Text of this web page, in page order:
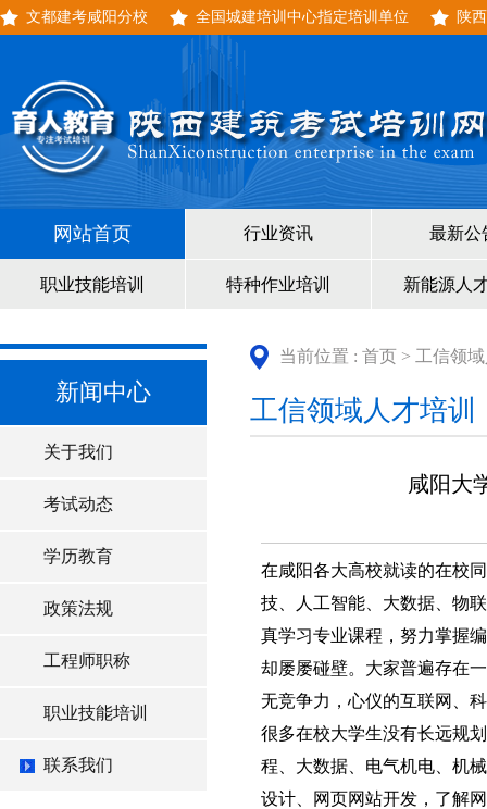
文都建考咸阳分校 全国城建培训中心指定培训单位 陕
网站首页 行业资讯 最新公
职业技能培训 特种作业培训 新能源人
新闻中心
关于我们
考试动态
学历教育
政策法规
工程师职称
职业技能培训
联系我们
当前位置 : 首页 > 工信领
工信领域人才培训
咸阳大
在咸阳各大高校就读的在校
技、人工智能、大数据、物
真学习专业课程，努力掌握
却屡屡碰壁。大家普遍存在
无竞争力，心仪的互联网、
很多在校大学生没有长远规
程、大数据、电气机电、机
设计、网页网站开发，了解